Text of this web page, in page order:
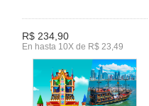
R$ 234,90
En hasta 10X de R$ 23,49